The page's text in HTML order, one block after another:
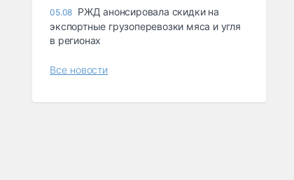
05.08 РЖД анонсировала скидки на
экспортные грузоперевозки мяса и угля
в регионах
Все новости